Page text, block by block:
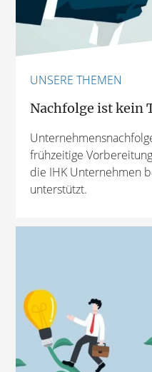
UNSERE THEMEN
Nachfolge ist kein
frühzeitige
die IHK Unternehmen
unterstützt.